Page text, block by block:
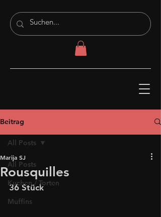
Beitrag
All Posts
Kuchen / Torten
Muffins
All Posts
Rousquilles
Marija SJ
36 Stück